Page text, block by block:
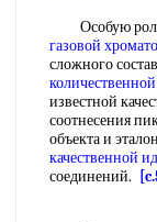
Особую роль
газовой
сложного
известной
соотнесения
объекта и
качественной
соединений.